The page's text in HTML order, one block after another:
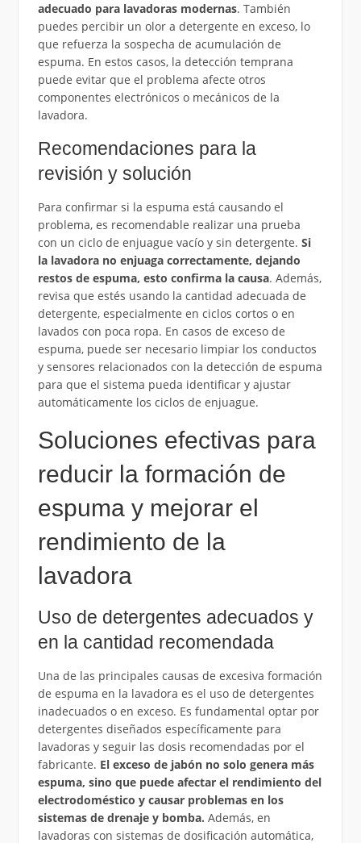
adecuado para lavadoras modernas. También
puedes percibir un olor a detergente en exceso, lo
que refuerza la sospecha de acumulación de
espuma. En estos casos, la detección temprana
puede evitar que el problema afecte otros
componentes electrónicos o mecánicos de la
lavadora.
Recomendaciones para la
revisión y solución
Para confirmar si la espuma está causando el
problema, es recomendable realizar una prueba
con un ciclo de enjuague vacío y sin detergente. Si
la lavadora no enjuaga correctamente, dejando
restos de espuma, esto confirma la causa. Además,
revisa que estés usando la cantidad adecuada de
detergente, especialmente en ciclos cortos o en
lavados con poca ropa. En casos de exceso de
espuma, puede ser necesario limpiar los conductos
y sensores relacionados con la detección de espuma
para que el sistema pueda identificar y ajustar
automáticamente los ciclos de enjuague.
Soluciones efectivas para
reducir la formación de
espuma y mejorar el
rendimiento de la
lavadora
Uso de detergentes adecuados y
en la cantidad recomendada
Una de las principales causas de excesiva formación
de espuma en la lavadora es el uso de detergentes
inadecuados o en exceso. Es fundamental optar por
detergentes diseñados específicamente para
lavadoras y seguir las dosis recomendadas por el
fabricante. El exceso de jabón no solo genera más
espuma, sino que puede afectar el rendimiento del
electrodoméstico y causar problemas en los
sistemas de drenaje y bomba. Además, en
lavadoras con sistemas de dosificación automática,